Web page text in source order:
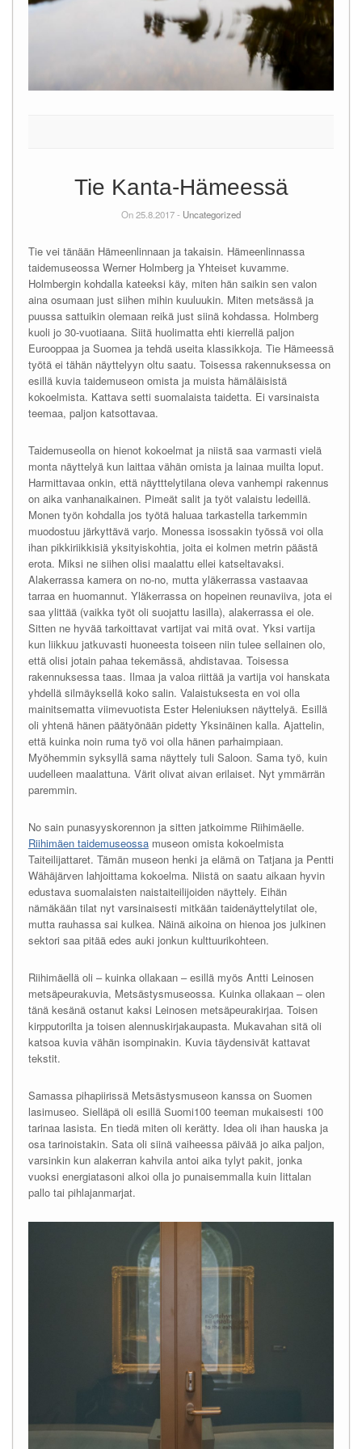
Tie Kanta-Hämeessä
On 25.8.2017 - Uncategorized
Tie vei tänään Hämeenlinnaan ja takaisin. Hämeenlinnassa
taidemuseossa Werner Holmberg ja Yhteiset kuvamme.
Holmbergin kohdalla kateeksi käy, miten hän saikin sen valon
aina osumaan just siihen mihin kuuluukin. Miten metsässä ja
puussa sattuikin olemaan reikä just siinä kohdassa. Holmberg
kuoli jo 30-vuotiaana. Siitä huolimatta ehti kierrellä paljon
Eurooppaa ja Suomea ja tehdä useita klassikkoja. Tie Hämeessä
työtä ei tähän näyttelyyn oltu saatu. Toisessa rakennuksessa on
esillä kuvia taidemuseon omista ja muista hämäläisistä
kokoelmista. Kattava setti suomalaista taidetta. Ei varsinaista
teemaa, paljon katsottavaa.
Taidemuseolla on hienot kokoelmat ja niistä saa varmasti vielä
monta näyttelyä kun laittaa vähän omista ja lainaa muilta loput.
Harmittavaa onkin, että näytttelytilana oleva vanhempi rakennus
on aika vanhanaikainen. Pimeät salit ja työt valaistu ledeillä.
Monen työn kohdalla jos työtä haluaa tarkastella tarkemmin
muodostuu järkyttävä varjo. Monessa isossakin työssä voi olla
ihan pikkiriikkisiä yksityiskohtia, joita ei kolmen metrin päästä
erota. Miksi ne siihen olisi maalattu ellei katseltavaksi.
Alakerrassa kamera on no-no, mutta yläkerrassa vastaavaa
tarraa en huomannut. Yläkerrassa on hopeinen reunaviiva, jota ei
saa ylittää (vaikka työt oli suojattu lasilla), alakerrassa ei ole.
Sitten ne hyvää tarkoittavat vartijat vai mitä ovat. Yksi vartija
kun liikkuu jatkuvasti huoneesta toiseen niin tulee sellainen olo,
että olisi jotain pahaa tekemässä, ahdistavaa. Toisessa
rakennuksessa taas. Ilmaa ja valoa riittää ja vartija voi hanskata
yhdellä silmäyksellä koko salin. Valaistuksesta en voi olla
mainitsematta viimevuotista Ester Heleniuksen näyttelyä. Esillä
oli yhtenä hänen päätyönään pidetty Yksinäinen kalla. Ajattelin,
että kuinka noin ruma työ voi olla hänen parhaimpiaan.
Myöhemmin syksyllä sama näyttely tuli Saloon. Sama työ, kuin
uudelleen maalattuna. Värit olivat aivan erilaiset. Nyt ymmärrän
paremmin.
No sain punasyyskorennon ja sitten jatkoimme Riihimäelle.
Riihimäen taidemuseossamuseon omista kokoelmista
Taiteilijattaret. Tämän museon henki ja elämä on Tatjana ja Pentti
Wähäjärven lahjoittama kokoelma. Niistä on saatu aikaan hyvin
edustava suomalaisten naistaiteilijoiden näyttely. Eihän
nämäkään tilat nyt varsinaisesti mitkään taidenäyttelytilat ole,
mutta rauhassa sai kulkea. Näinä aikoina on hienoa jos julkinen
sektori saa pitää edes auki jonkun kulttuurikohteen.
Riihimäellä oli – kuinka ollakaan – esillä myös Antti Leinosen
metsäpeurakuvia, Metsästysmuseossa. Kuinka ollakaan – olen
tänä kesänä ostanut kaksi Leinosen metsäpeurakirjaa. Toisen
kirpputorilta ja toisen alennuskirjakaupasta. Mukavahan sitä oli
katsoa kuvia vähän isompinakin. Kuvia täydensivät kattavat
tekstit.
Samassa pihapiirissä Metsästysmuseon kanssa on Suomen
lasimuseo. Sielläpä oli esillä Suomi100 teeman mukaisesti 100
tarinaa lasista. En tiedä miten oli kerätty. Idea oli ihan hauska ja
osa tarinoistakin. Sata oli siinä vaiheessa päivää jo aika paljon,
varsinkin kun alakerran kahvila antoi aika tylyt pakit, jonka
vuoksi energiatasoni alkoi olla jo punaisemmalla kuin Iittalan
pallo tai pihlajanmarjat.